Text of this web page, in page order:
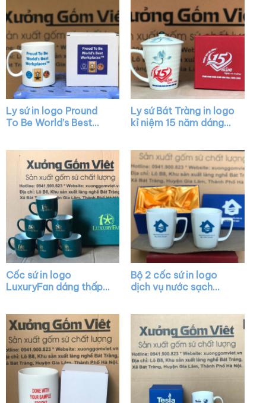
Ly sứ in logo Pround
To Be World’s Best
LS32
Ly sứ Bát Tràng in logo
kỉ niệm 15 năm dáng
LS12
Cốc sứ in logo
LuxuryFan dáng thấp
Bộ 2 cốc sứ in logo
dịch vụ nước sạch